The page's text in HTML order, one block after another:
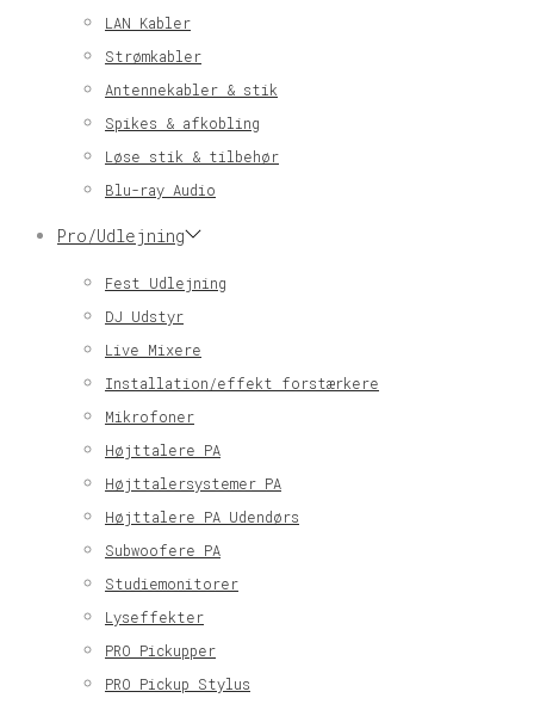
LAN Kabler
Strømkabler
Antennekabler & stik
Spikes & afkobling
Løse stik & tilbehør
Blu-ray Audio
Pro/Udlejning
Fest Udlejning
DJ Udstyr
Live Mixere
Installation/effekt forstærkere
Mikrofoner
Højttalere PA
Højttalersystemer PA
Højttalere PA Udendørs
Subwoofere PA
Studiemonitorer
Lyseffekter
PRO Pickupper
PRO Pickup Stylus